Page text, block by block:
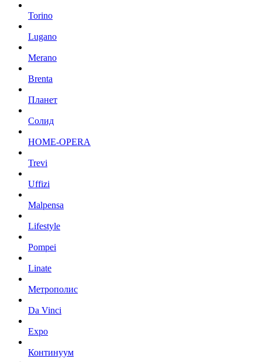
Torino
Lugano
Merano
Brenta
Планет
Солид
HOME-OPERA
Trevi
Uffizi
Malpensa
Lifestyle
Pompei
Linate
Метрополис
Da Vinci
Expo
Континуум